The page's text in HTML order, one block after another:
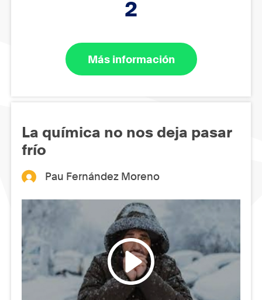
2
Más información
La química no nos deja pasar
frío
Pau Fernández Moreno